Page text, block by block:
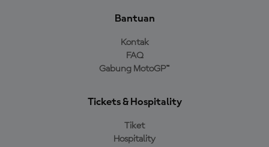
Bantuan
Kontak
FAQ
Gabung MotoGP™
Tickets & Hospitality
Tiket
Hospitality